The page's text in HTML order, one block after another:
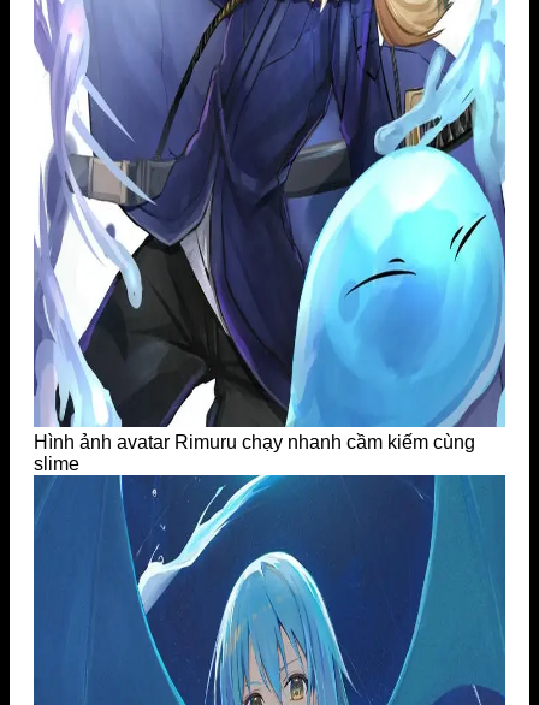
Hình ảnh avatar Rimuru chạy nhanh cầm kiếm cùng
slime